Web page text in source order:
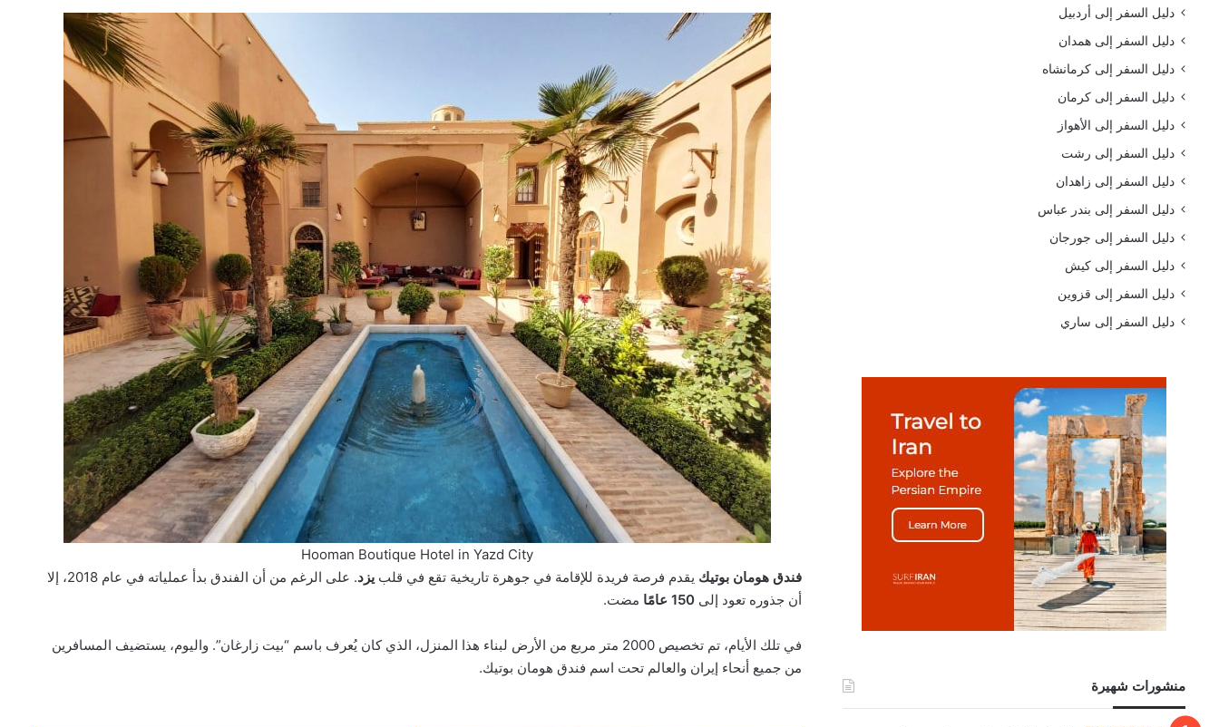
Hooman Boutique Hotel in Yazd City
فندق هومان بوتيك يقدم فرصة فريدة للإقامة في جوهرة تاريخية تقع في قلبيزد
. على الرغم من أن الفندق بدأ عملياته في عام 2018، إلا
أن جذوره تعود إلى150 عامًا مضت.
في تلك الأيام، تم تخصيص 2000 متر مربع من الأرض لبناء هذا المنزل، الذي كان يُعرف باسم “بيت زارغان”. واليوم، يستضيف المسافرين
من جميع أنحاء إيران والعالم تحت اسم فندق هومان بوتيك.
دليل السفر إلى أردبيل
دليل السفر إلى همدان
دليل السفر إلى كرمانشاه
دليل السفر إلى كرمان
دليل السفر إلى الأهواز
دليل السفر إلى رشت
دليل السفر إلى زاهدان
دليل السفر إلى بندر عباس
دليل السفر إلى جورجان
دليل السفر إلى كيش
دليل السفر إلى قزوين
دليل السفر إلى ساري
منشورات شهيرة